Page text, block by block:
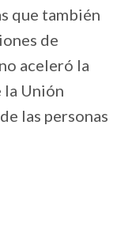
que también
de
aceleró la
Unión
las personas